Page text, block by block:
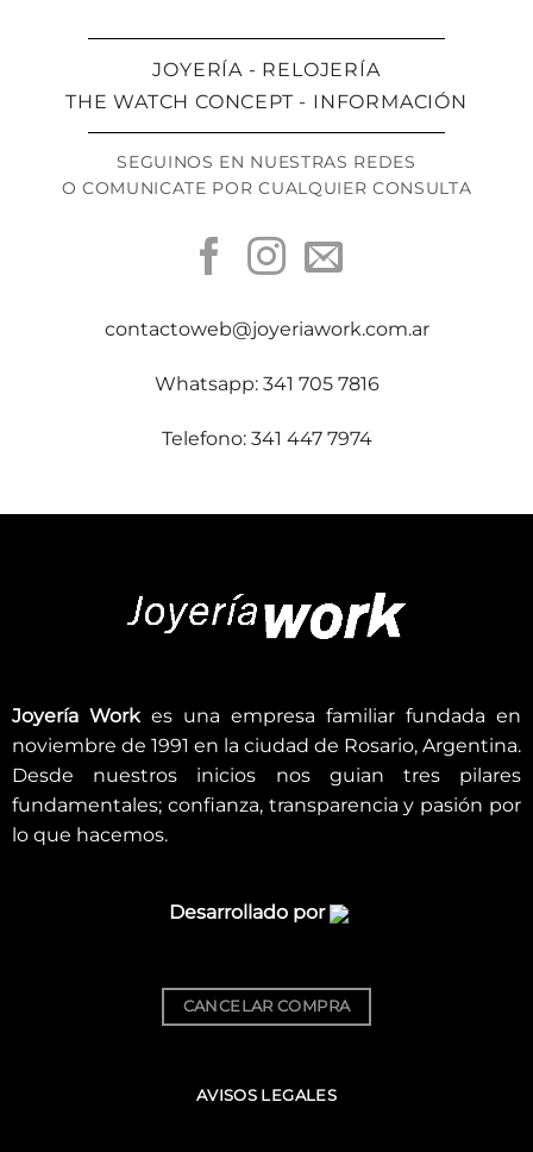
JOYERÍA - RELOJERÍA
THE WATCH CONCEPT - INFORMACIÓN
SEGUINOS EN NUESTRAS REDES
O COMUNICATE POR CUALQUIER CONSULTA
contactoweb@joyeriawork.com.ar
Whatsapp: 341 705 7816
Telefono: 341 447 7974
Joyería Workes una empresa familiar fundada en
noviembre de 1991 en la ciudad de Rosario, Argentina.
Desde nuestros inicios nos guian tres pilares
fundamentales; confianza, transparencia y pasión por
lo que hacemos.
Desarrollado por
CANCELAR COMPRA
AVISOS LEGALES